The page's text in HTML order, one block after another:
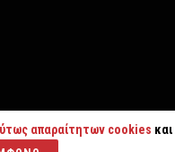
απαραίτητων cookies και